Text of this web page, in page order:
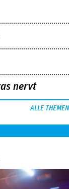
nervt
ALLE THEMEN